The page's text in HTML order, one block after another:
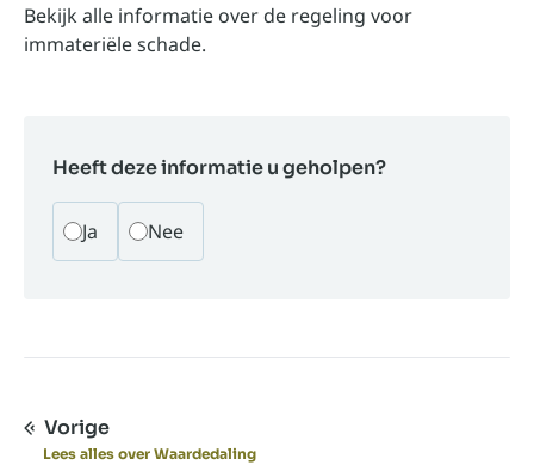
Bekijk alle informatie over de regeling voor
immateriële schade.
Heeft deze informatie u geholpen?
Ja Nee
Vorige
Lees alles over Waardedaling